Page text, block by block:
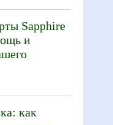
Sapphire
и
как